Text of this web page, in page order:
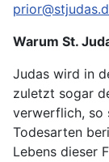
Warum St.
Judas wird in
zuletzt sogar
verwerflich, so
Todesarten
Lebens dieser